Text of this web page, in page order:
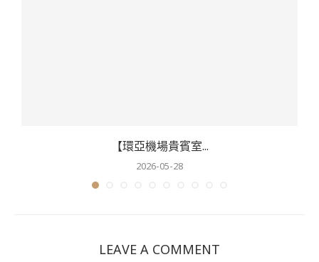
【環亞機場貴賓室...
2026-05-28
LEAVE A COMMENT